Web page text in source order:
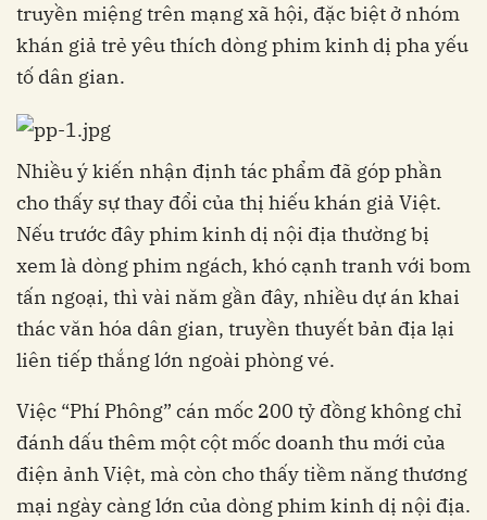
truyền miệng trên mạng xã hội, đặc biệt ở nhóm
khán giả trẻ yêu thích dòng phim kinh dị pha yếu
tố dân gian.
Nhiều ý kiến nhận định tác phẩm đã góp phần
cho thấy sự thay đổi của thị hiếu khán giả Việt.
Nếu trước đây phim kinh dị nội địa thường bị
xem là dòng phim ngách, khó cạnh tranh với bom
tấn ngoại, thì vài năm gần đây, nhiều dự án khai
thác văn hóa dân gian, truyền thuyết bản địa lại
liên tiếp thắng lớn ngoài phòng vé.
Việc “Phí Phông” cán mốc 200 tỷ đồng không chỉ
đánh dấu thêm một cột mốc doanh thu mới của
điện ảnh Việt, mà còn cho thấy tiềm năng thương
mại ngày càng lớn của dòng phim kinh dị nội địa.